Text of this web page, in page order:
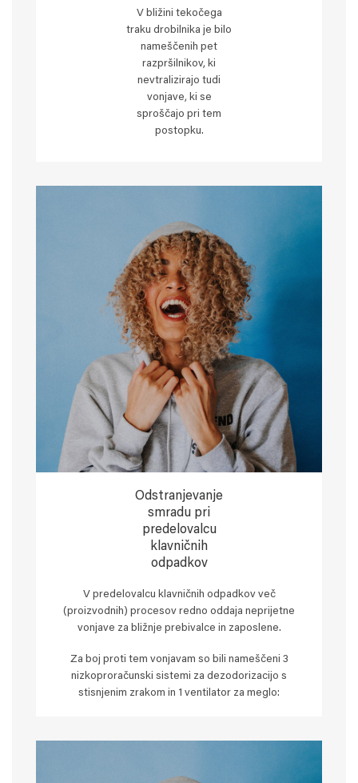
V bližini tekočega
traku drobilnika je bilo
nameščenih pet
razpršilnikov, ki
nevtralizirajo tudi
vonjave, ki se
sproščajo pri tem
postopku.
Odstranjevanje
smradu pri
predelovalcu
klavničnih
odpadkov
V predelovalcu klavničnih odpadkov več
(proizvodnih) procesov redno oddaja neprijetne
vonjave za bližnje prebivalce in zaposlene.
Za boj proti tem vonjavam so bili nameščeni 3
nizkoproračunski sistemi za dezodorizacijo s
stisnjenim zrakom in 1 ventilator za meglo: